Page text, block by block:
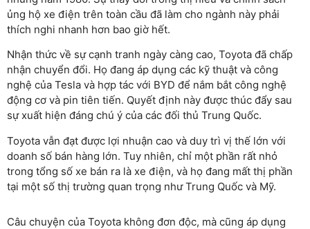
ủng hộ xe điện trên toàn cầu đã làm cho ngành này phải
thích nghi nhanh hơn bao giờ hết.
Nhận thức về sự cạnh tranh ngày càng cao, Toyota đã chấp
nhận chuyển đổi. Họ đang áp dụng các kỹ thuật và công
nghệ của Tesla và hợp tác với BYD để nắm bắt công nghệ
động cơ và pin tiên tiến. Quyết định này được thúc đẩy sau
sự xuất hiện đáng chú ý của các đối thủ Trung Quốc.
Toyota vẫn đạt được lợi nhuận cao và duy trì vị thế lớn với
doanh số bán hàng lớn. Tuy nhiên, chỉ một phần rất nhỏ
trong tổng số xe bán ra là xe điện, và họ đang mất thị phần
tại một số thị trường quan trọng như Trung Quốc và Mỹ.
Câu chuyện của Toyota không đơn độc, mà cũng áp dụng